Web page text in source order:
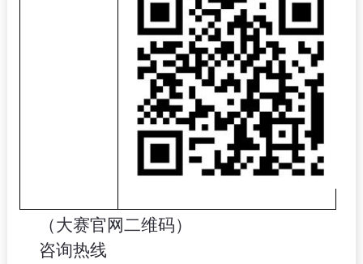
（大赛官网二维码）
咨询热线